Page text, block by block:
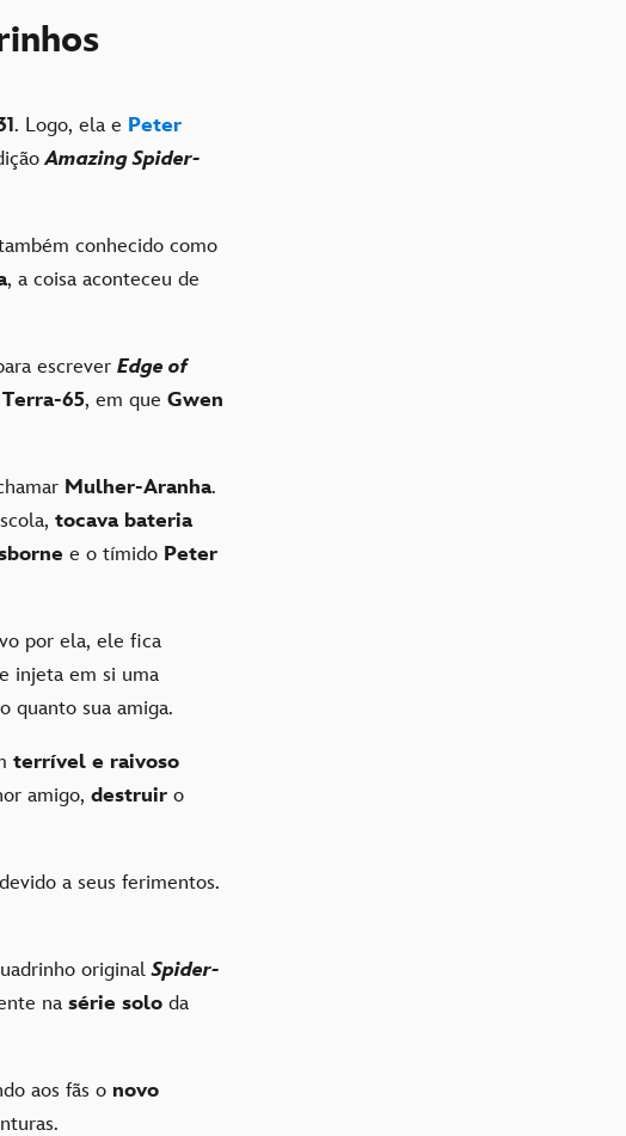
. Logo, ela e Peter
Amazing Spider-
conhecido como
, a coisa aconteceu de
escrever Edge of
Terra-65, em que Gwen
Mulher-Aranha.
tocava bateria
e o tímido Peter
por ela, ele fica
injeta em si uma
quanto sua amiga.
terrível e raivoso
amigo, destruir o
devido a seus ferimentos.
originalSpider-
na série solo da
aos fãs o novo